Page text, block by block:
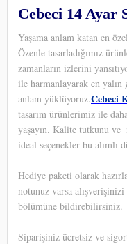
Cebeci 14 Ayar
Yaşama anlam katan en
Özenle tasarladığımız
zamanların izlerini
ile harmanlayarak en
anlam yüklüyoruz.Cebeci
tasarım ürünlerimiz ile
yaşayın. Kalite tutkunu ve
ideal seçenekler bu alımlı
Hediye paketi olarak
notunuz varsa alışverişinizi
bölümüne bildirebilirsiniz.
Siparişiniz ücretsiz ve